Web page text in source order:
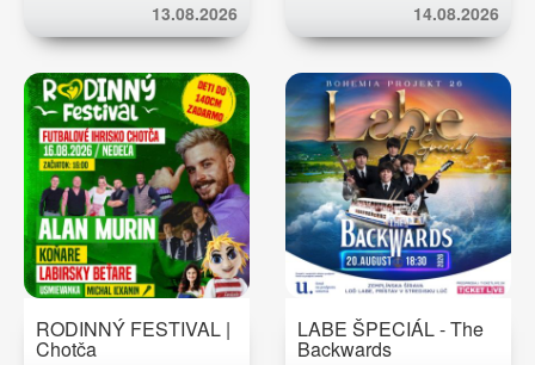
13.08.2026 14.08.2026
RODINNÝ FESTIVAL |
Chotča
LABE ŠPECIÁL - The
Backwards